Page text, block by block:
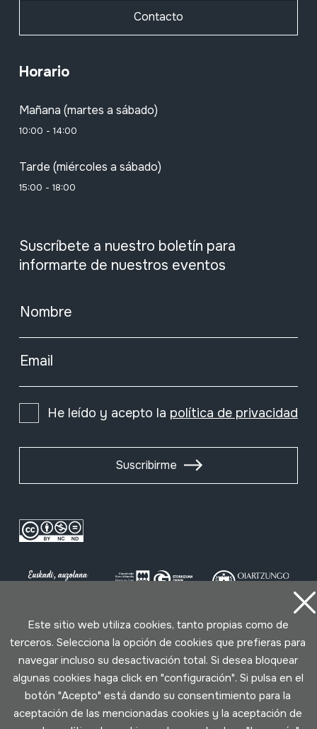
Contacto
Horario
Mañana (martes a sábado)
10:00 - 14:00
Tarde (miércoles a sábado)
15:00 - 18:00
Suscríbete a nuestro boletín para
informarte de nuestros eventos
Nombre
Email
He leído y acepto la política de privacidad
Suscribirme
Condiciones de uso
Política de privacidad
Política de cookies
Este sitio web utiliza cookies, tanto propias como de
terceros. Selecciona la opción de cookies que prefieras para
navegar incluso su desactivación total. Si desea bloquear
algunas cookies haga click en "configuración". Si pulsa en el
botón "Acepto" está dando su consentimiento para la
aceptación de las mencionadas cookies y la aceptación de